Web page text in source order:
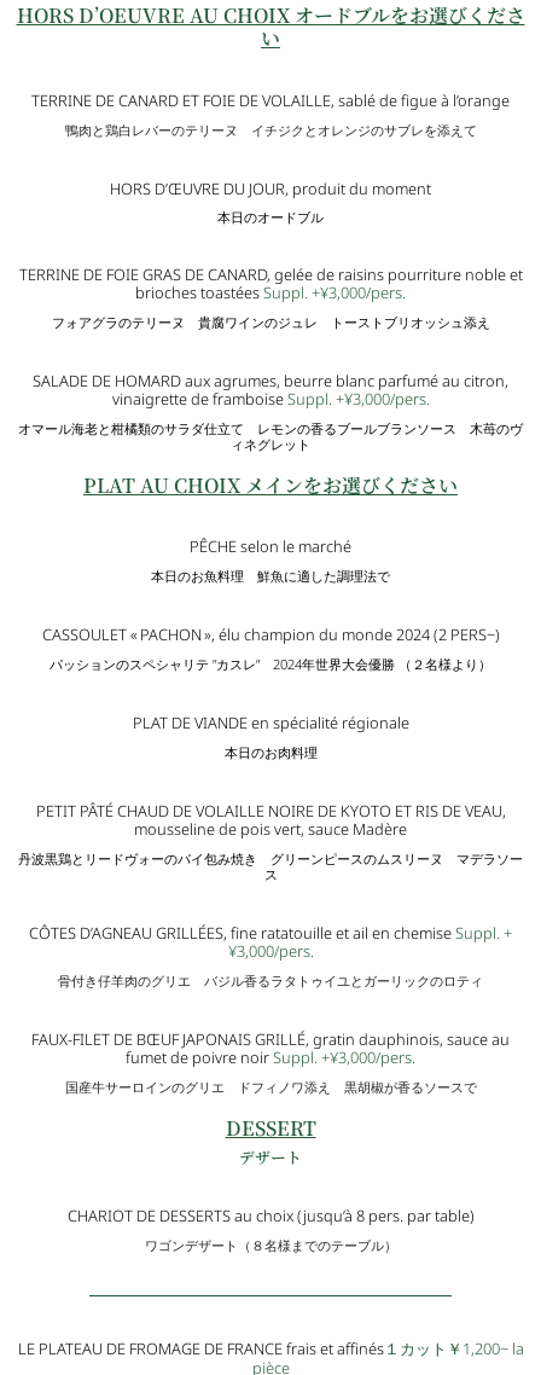
HORS D’OEUVRE AU CHOIX オードブルをお選びくださ
い
TERRINE DE CANARD ET FOIE DE VOLAILLE, sablé de figue à l’orange
鴨肉と鶏白レバーのテリーヌ イチジクとオレンジのサブレを添えて
HORS D’ŒUVRE DU JOUR, produit du moment
本日のオードブル
TERRINE DE FOIE GRAS DE CANARD, gelée de raisins pourriture noble et
brioches toastéesSuppl. +¥3,000/pers.
フォアグラのテリーヌ 貴腐ワインのジュレ トーストブリオッシュ添え
SALADE DE HOMARD aux agrumes, beurre blanc parfumé au citron,
vinaigrette de framboiseSuppl. +¥3,000/pers.
オマール海老と柑橘類のサラダ仕立て レモンの香るブールブランソース 木苺のヴ
ィネグレット
PLAT AU CHOIX メインをお選びください
PÊCHE selon le marché
本日のお魚料理 鮮魚に適した調理法で
CASSOULET « PACHON », élu champion du monde 2024 (2 PERS~)
パッションのスペシャリテ ”カスレ” 2024年世界大会優勝 （２名様より）
PLAT DE VIANDE en spécialité régionale
本日のお肉料理
PETIT PÂTÉ CHAUD DE VOLAILLE NOIRE DE KYOTO ET RIS DE VEAU,
mousseline de pois vert, sauce Madère
丹波黒鶏とリードヴォーのパイ包み焼き グリーンピースのムスリーヌ マデラソー
ス
CÔTES D’AGNEAU GRILLÉES, fine ratatouille et ail en chemiseSuppl. +
¥3,000/pers.
骨付き仔羊肉のグリエ バジル香るラタトゥイユとガーリックのロティ
FAUX-FILET DE BŒUF JAPONAIS GRILLÉ, gratin dauphinois, sauce au
fumet de poivre noirSuppl. +¥3,000/pers.
国産牛サーロインのグリエ ドフィノワ添え 黒胡椒が香るソースで
DESSERT
デザート
CHARIOT DE DESSERTS au choix (jusqu’à 8 pers. par table)
ワゴンデザート（８名様までのテーブル）
LE PLATEAU DE FROMAGE DE FRANCE frais et affinés１カット￥1,200~ la
pièce